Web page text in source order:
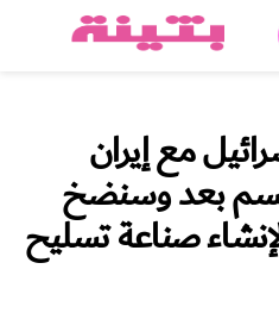
مع إيران
بعد وسنضخ
لإنشاء صناعة تسليح